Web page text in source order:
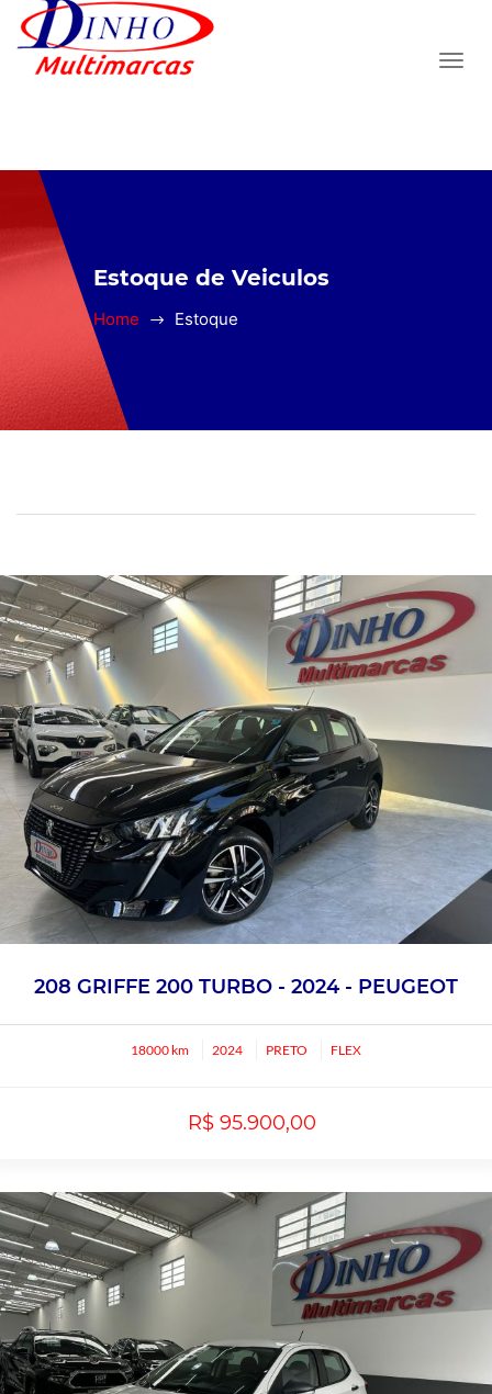
Estoque de Veiculos
Home Estoque
208 GRIFFE 200 TURBO - 2024 - PEUGEOT
18000 km 2024 PRETO FLEX
R$ 95.900,00